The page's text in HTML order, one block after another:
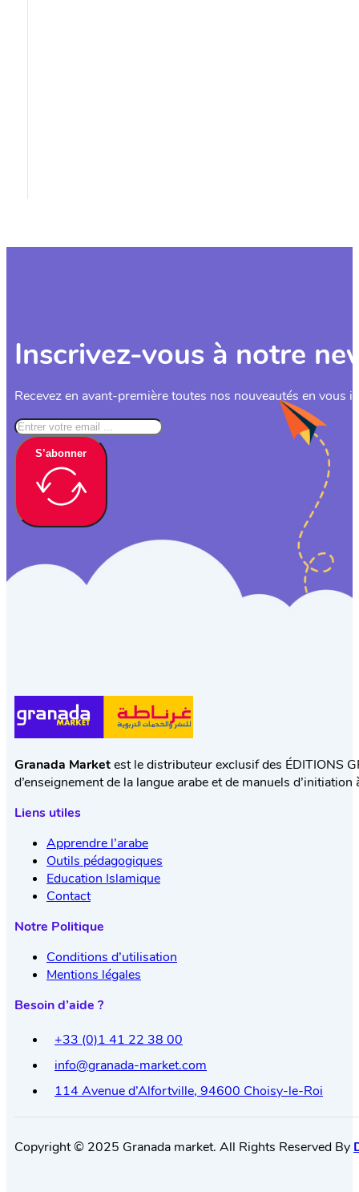
Inscrivez-vous à notre
Recevez en avant-première toutes nos nouveautés en vous
S’abonner
Granada Marketest le distributeur exclusif des ÉDITIONS
d’enseignement de la langue arabe et de manuels
Liens utiles
Apprendre l’arabe
Outils pédagogiques
Education Islamique
Contact
Notre Politique
Conditions d’utilisation
Mentions légales
Besoin d’aide ?
+33 (0)1 41 22 38 00
info@granada-market.com
114 Avenue d’Alfortville, 94600 Choisy-le-Roi
Copyright © 2025 Granada market. All Rights Reserved By